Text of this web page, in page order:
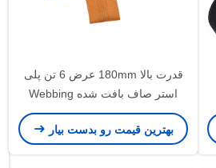
قدرت بالا 180mm عرض 6 تن پلی
استر صاف بافت شده Webbing
Sling
بهترین قیمت رو بدست بیار